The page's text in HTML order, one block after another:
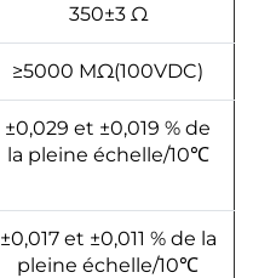
350±3 Ω
≥5000 MΩ(100VDC)
±0,029 et ±0,019 % de
la pleine échelle/10℃
±0,017 et ±0,011 % de la
pleine échelle/10℃